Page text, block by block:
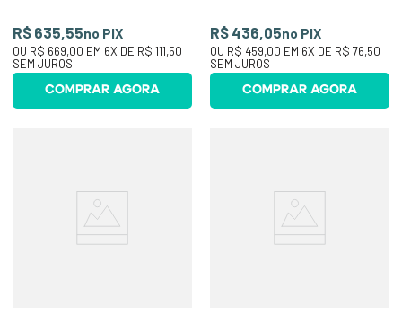
R$ 635,55no PIX
OU R$ 669,00 EM 6X DE R$ 111,50
SEM JUROS
COMPRAR AGORA
R$ 436,05no PIX
OU R$ 459,00 EM 6X DE R$ 76,50
SEM JUROS
COMPRAR AGORA